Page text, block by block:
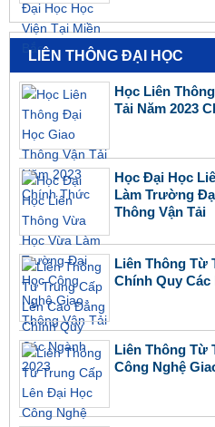
LIÊN THÔNG ĐẠI HỌC
Học Liên
Tải Năm 2023
Học Đại Học
Làm Trường
Thông Vận Tải
Liên Thông Từ
Chính Quy Các
Liên Thông Từ
Công Nghệ